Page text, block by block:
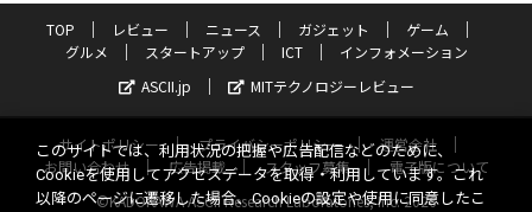
TOP レビュー ニュース ガジェット
ゲーム
グルメ
スタートアップ ICT
インフォメーション
ASCII.jp
MITテクノロジーレビュー
サイトポリシー プライバシーポリシー
運営会社
お問い合わせ
広告掲載 スタッフ募集
電子版について
©KADOKAWA ASCII Research Laboratories, Inc. 2026
このサイトでは、利用状況の把握や広告配信などのために、
Cookieを使用してアクセスデータを取得・利用しています。これ
以降のページに遷移した場合、Cookieの設定や使用に同意したこ